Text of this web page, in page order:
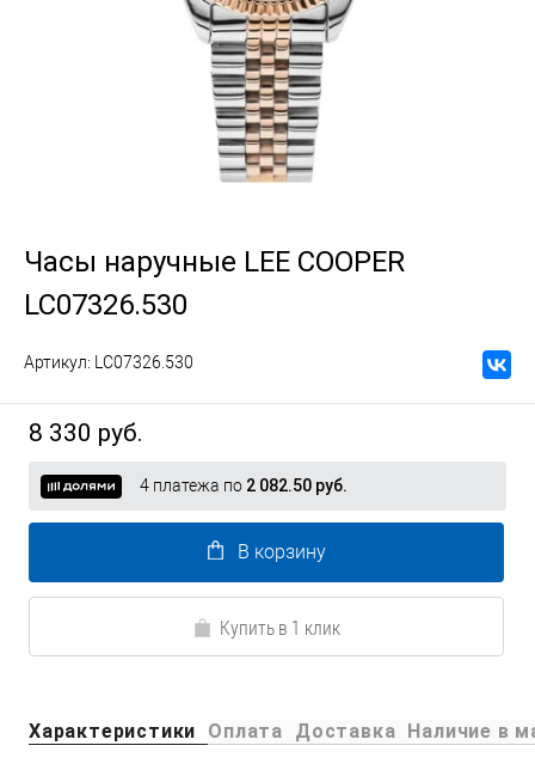
Часы наручные LEE COOPER
LC07326.530
Артикул: LC07326.530
8 330 руб.
4 платежа по 2 082.50 руб.
В корзину
Купить в 1 клик
Характеристики Оплата Доставка Наличие в